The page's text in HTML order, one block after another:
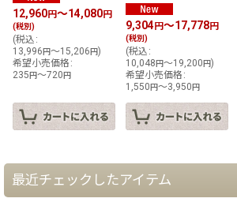
12,960円～14,080円
(税別)
(税込 :
13,996 円～15,206 円)
希望小売価格 :
235 円～720 円
9,304円～17,778円
(税別)
(税込 :
10,048 円～19,200 円)
希望小売価格 :
1,550 円～3,950 円
最近チェックしたアイテム